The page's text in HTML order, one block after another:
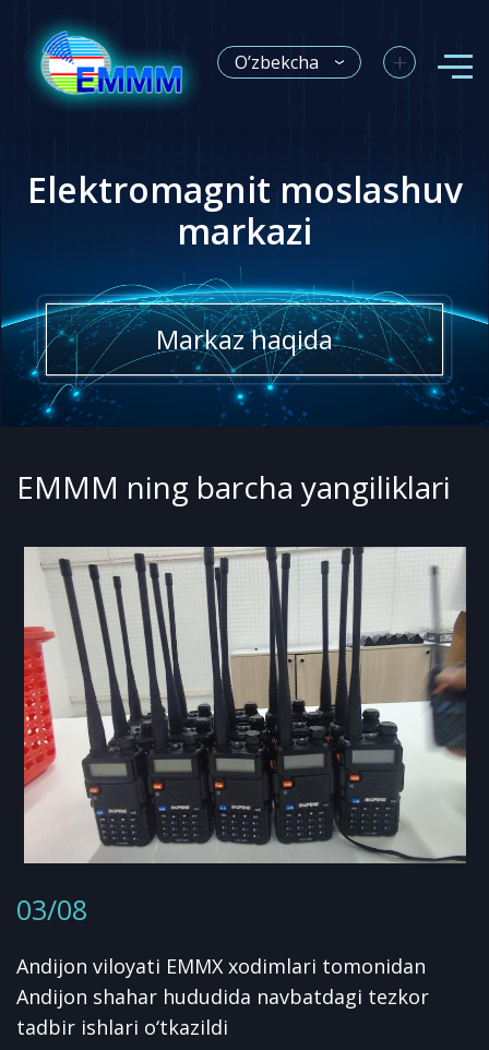
O’zbekcha +
Elektromagnit moslashuv
markazi
Markaz haqida
EMMM ning barcha yangiliklari
03/08
Andijon viloyati EMMX xodimlari tomonidan
Andijon shahar hududida navbatdagi tezkor
tadbir ishlari o‘tkazildi